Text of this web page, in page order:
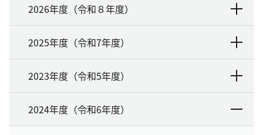
2026年度（令和８年度）
2025年度（令和7年度）
2023年度（令和5年度）
2024年度（令和6年度）